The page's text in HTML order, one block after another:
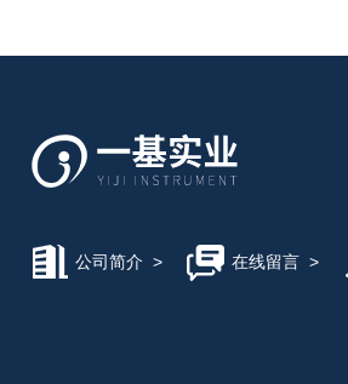
公司简介 > 在线留言>